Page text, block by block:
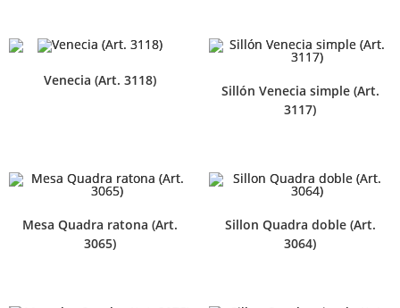
Venecia (Art. 3118)
Sillón Venecia simple (Art.
3117)
Mesa Quadra ratona (Art.
3065)
Sillon Quadra doble (Art.
3064)